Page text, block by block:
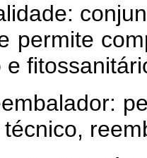
permite